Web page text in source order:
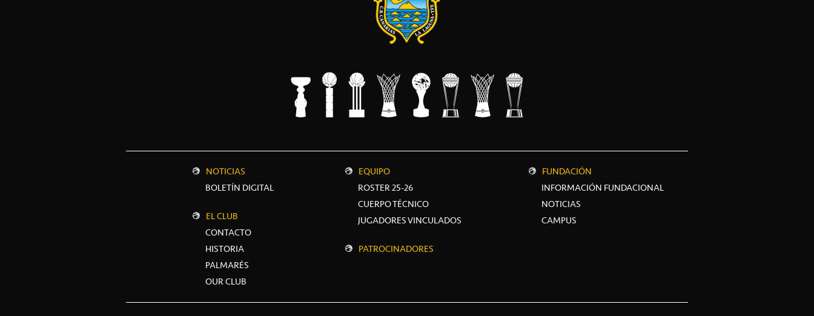
NOTICIAS
BOLETÍN DIGITAL
EL CLUB
CONTACTO
HISTORIA
PALMARÉS
OUR CLUB
EQUIPO
ROSTER 25-26
CUERPO TÉCNICO
JUGADORES VINCULADOS
PATROCINADORES
FUNDACIÓN
INFORMACIÓN FUNDACIONAL
NOTICIAS
CAMPUS